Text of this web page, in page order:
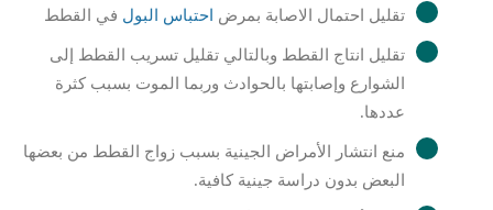
تقليل احتمال الاصابة بمرض احتباس البول في القطط
تقليل انتاج القطط وبالتالي تقليل تسريب القطط إلى
الشوارع وإصابتها بالحوادث وربما الموت بسبب كثرة
عددها.
منع انتشار الأمراض الجينية بسبب زواج القطط من بعضها
البعض بدون دراسة جينية كافية.